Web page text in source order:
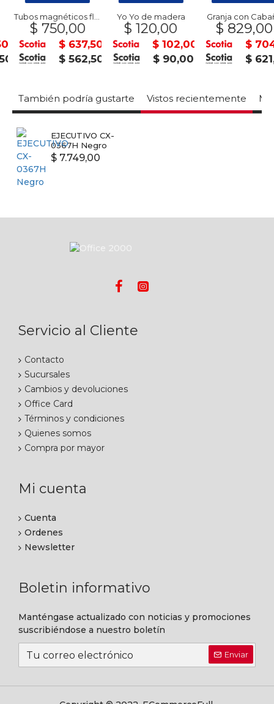
Tubos magnéticos flex
$ 750,00
$ 637,50
$ 562,50
Yo Yo de madera
$ 120,00
$ 102,00
$ 90,00
Granja con Cabaña
$ 829,00
$
$
También podría gustarte Vistos recientemente
EJECUTIVO CX-
0367H Negro
$ 7.749,00
Servicio al Cliente
Contacto
Sucursales
Cambios y devoluciones
Office Card
Términos y condiciones
Quienes somos
Compra por mayor
Mi cuenta
Cuenta
Ordenes
Newsletter
Boletin informativo
Manténgase actualizado con noticias y promociones
suscribiéndose a nuestro boletín
Enviar